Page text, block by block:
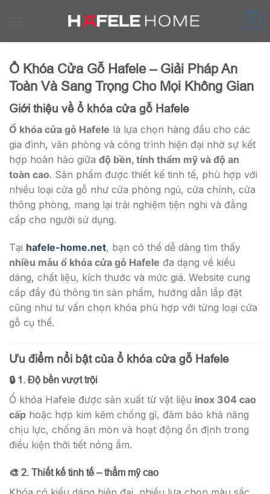
0
Ổ Khóa Cửa Gỗ Hafele – Giải Pháp An
Toàn Và Sang Trọng Cho Mọi Không Gian
Giới thiệu về ổ khóa cửa gỗ Hafele
Ổ khóa cửa gỗ Hafele là lựa chọn hàng đầu cho các
gia đình, văn phòng và công trình hiện đại nhờ sự kết
hợp hoàn hảo giữa độ bền, tính thẩm mỹ và độ an
toàn cao. Sản phẩm được thiết kế tinh tế, phù hợp với
nhiều loại cửa gỗ như cửa phòng ngủ, cửa chính, cửa
thông phòng, mang lại trải nghiệm tiện nghi và đẳng
cấp cho người sử dụng.
Tại hafele-home.net, bạn có thể dễ dàng tìm thấy
nhiều mẫu ổ khóa cửa gỗ Hafele đa dạng về kiểu
dáng, chất liệu, kích thước và mức giá. Website cung
cấp đầy đủ thông tin sản phẩm, hướng dẫn lắp đặt
cũng như tư vấn chọn khóa phù hợp với từng loại cửa
gỗ cụ thể.
Ưu điểm nổi bật của ổ khóa cửa gỗ Hafele
🔒 1. Độ bền vượt trội
Ổ khóa Hafele được sản xuất từ vật liệu inox 304 cao
cấp hoặc hợp kim kẽm chống gỉ, đảm bảo khả năng
chịu lực, chống ăn mòn và hoạt động ổn định trong
điều kiện thời tiết nóng ẩm.
🎨 2. Thiết kế tinh tế – thẩm mỹ cao